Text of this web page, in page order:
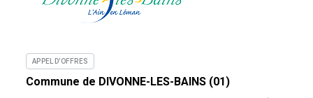
APPEL D’OFFRES
Commune de DIVONNE-LES-BAINS (01)